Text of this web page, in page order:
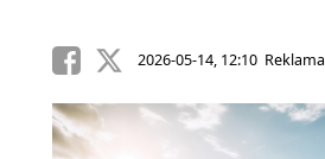
2026-05-14, 12:10 Reklama